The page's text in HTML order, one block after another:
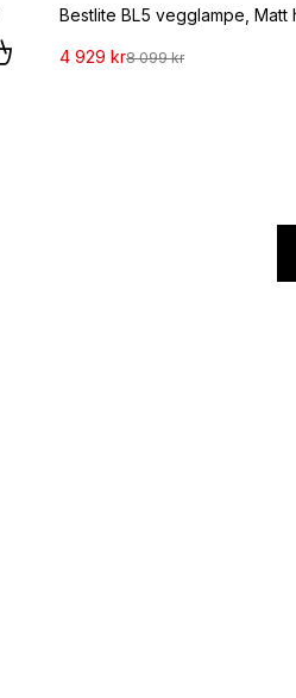
4 929 kr8 099 kr